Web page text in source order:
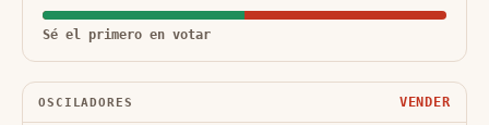
Sé el primero en votar
OSCILADORES VENDER